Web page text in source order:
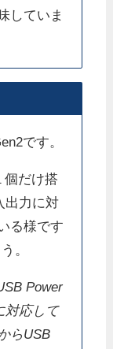
していま
です。
個だけ搭
出力に対
る様です
。
Power
対応して
らUSB